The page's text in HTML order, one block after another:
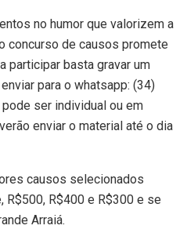
no humor que valorizem a
concurso de causos promete
participar basta gravar um
para o whatsapp: (34)
ser individual ou em
enviar o material até o dia
causos selecionados
R$400 e R$300 e se
Arraiá.